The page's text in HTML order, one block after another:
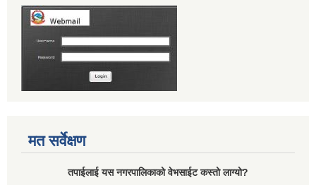
मत सर्वेक्षण
तपाईलाई यस नगरपालिकाको वेभसाईट कस्तो लाग्यो?